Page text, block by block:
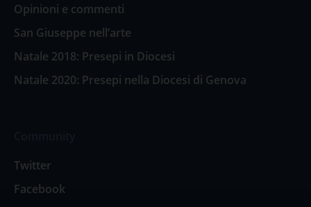
Opinioni e commenti
San Giuseppe nell’arte
Natale 2018: Presepi in Diocesi
Natale 2020: Presepi nella Diocesi di Genova
Twitter
Facebook